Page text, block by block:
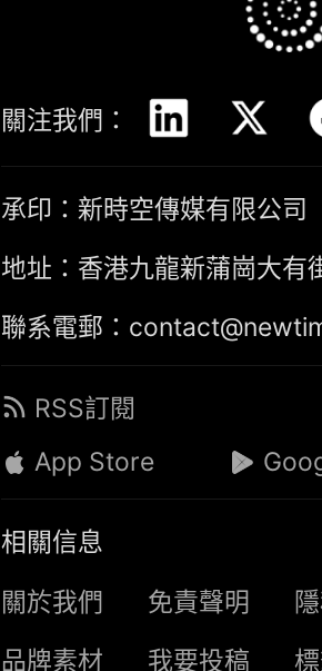
關注我們：
承印：新時空傳媒有限公司
地址：香港九龍新蒲崗大有
聯系電郵：
RSS訂閱
App Store
相關信息
關於我們
免責聲明
品牌素材
我要投稿